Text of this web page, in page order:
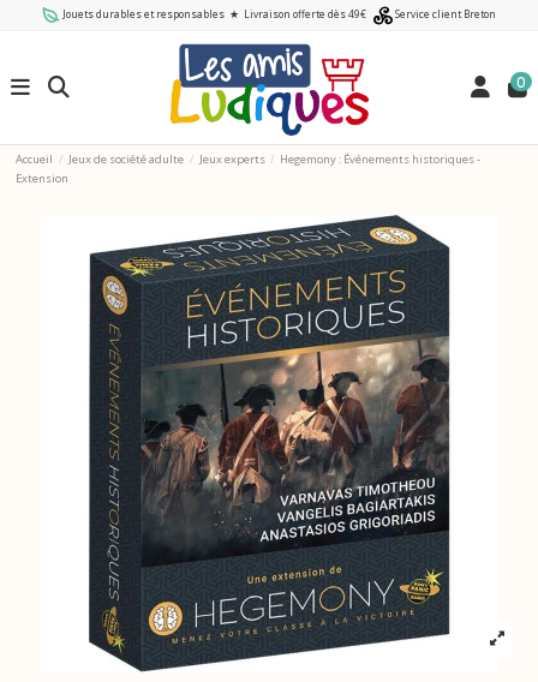
Jouets durables et responsables ★ Livraison offerte dès 49€ Service client Breton
0
Accueil Jeux de société adulte Jeux experts
Hegemony : Événements historiques -
Extension